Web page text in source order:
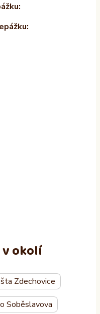
okolí
Zdechovice
Soběslavova